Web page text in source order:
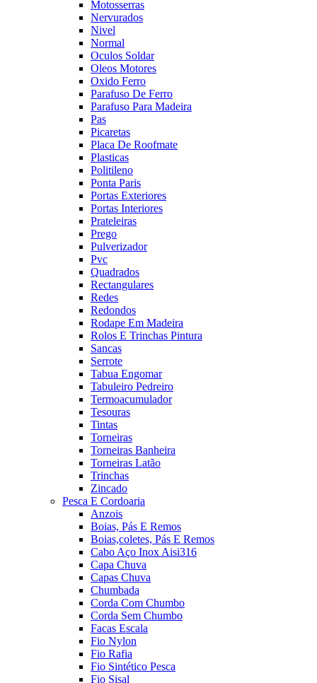
Motosserras
Nervurados
Nivel
Normal
Oculos Soldar
Oleos Motores
Oxido Ferro
Parafuso De Ferro
Parafuso Para Madeira
Pas
Picaretas
Placa De Roofmate
Plasticas
Politileno
Ponta Paris
Portas Exteriores
Portas Interiores
Prateleiras
Prego
Pulverizador
Pvc
Quadrados
Rectangulares
Redes
Redondos
Rodape Em Madeira
Rolos E Trinchas Pintura
Sancas
Serrote
Tabua Engomar
Tabuleiro Pedreiro
Termoacumulador
Tesouras
Tintas
Torneiras
Torneiras Banheira
Torneiras Latão
Trinchas
Zincado
Pesca E Cordoaria
Anzois
Boias, Pás E Remos
Boias,coletes, Pás E Remos
Cabo Aço Inox Aisi316
Capa Chuva
Capas Chuva
Chumbada
Corda Com Chumbo
Corda Sem Chumbo
Facas Escala
Fio Nylon
Fio Rafia
Fio Sintético Pesca
Fio Sisal